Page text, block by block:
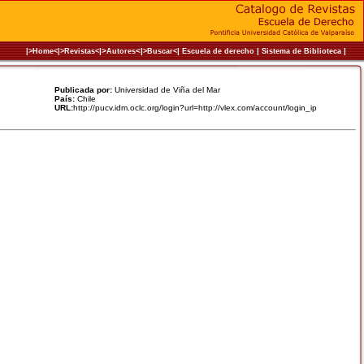
|>Home<|>Revistas<|>Autores<|>Buscar<|Escuela de derecho|Sistema de Biblioteca|
Publicada por: Universidad de Viña del Mar
País: Chile
URL:http://pucv.idm.oclc.org/login?url=http://vlex.com/account/login_ip